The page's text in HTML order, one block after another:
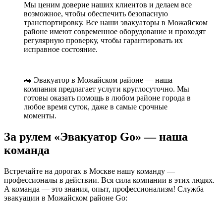
Мы ценим доверие наших клиентов и делаем все
возможное, чтобы обеспечить безопасную
транспортировку. Все наши эвакуаторы в Можайском
районе имеют современное оборудование и проходят
регулярную проверку, чтобы гарантировать их
исправное состояние.
🚗 Эвакуатор в Можайском районе — наша
компания предлагает услуги круглосуточно. Мы
готовы оказать помощь в любом районе города в
любое время суток, даже в самые срочные
моменты.
За рулем «Эвакуатор Go» — наша
команда
Встречайте на дорогах в Москве нашу команду —
профессионалы в действии. Вся сила компании в этих людях.
А команда — это знания, опыт, профессионализм! Служба
эвакуации в Можайском районе Go: